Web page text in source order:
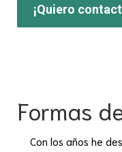
¡Quiero
Formas
Con los años he